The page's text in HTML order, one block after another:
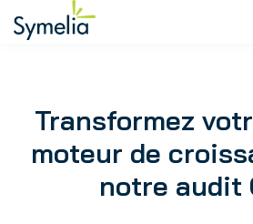
Transformez
moteur de
notre audit